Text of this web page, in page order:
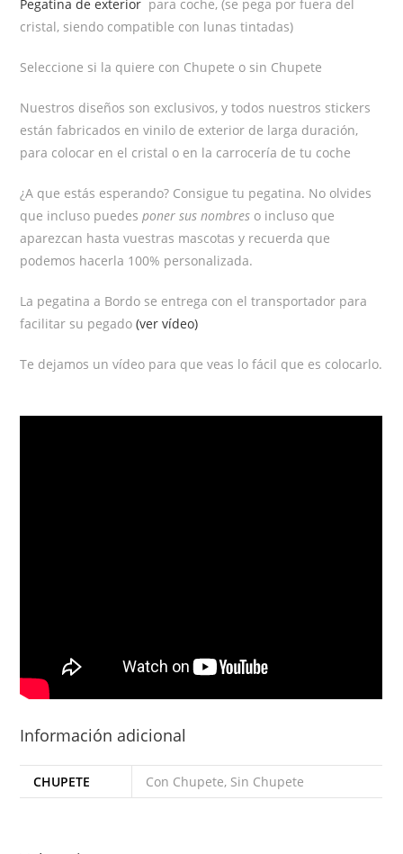
Pegatina de exterior para coche, (se pega por fuera del
cristal, siendo compatible con lunas tintadas)
Seleccione si la quiere con Chupete o sin Chupete
Nuestros diseños son exclusivos, y todos nuestros stickers
están fabricados en vinilo de exterior de larga duración,
para colocar en el cristal o en la carrocería de tu coche
¿A que estás esperando? Consigue tu pegatina. No olvides
que incluso puedesponer sus nombres o incluso que
aparezcan hasta vuestras mascotas y recuerda que
podemos hacerla 100% personalizada.
La pegatina a Bordo se entrega con el transportador para
facilitar su pegado(ver vídeo)
Te dejamos un vídeo para que veas lo fácil que es colocarlo.
Información adicional
CHUPETE Con Chupete, Sin Chupete